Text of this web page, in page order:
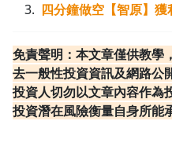
四分鐘做空【智原】獲
免責聲明：本文章僅供教學
去一般性投資資訊及網路公
投資人切勿以文章內容作為
投資潛在風險衡量自身所能